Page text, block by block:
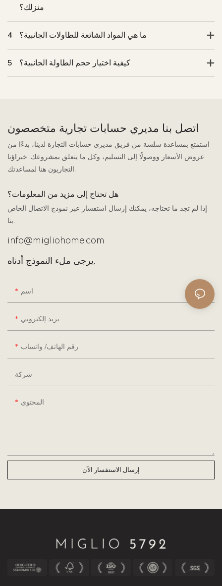
منزلك؟
4 ما هي المواد الشائعة للطاولات الجانبية؟
5 كيفية اختيار حجم الطاولة الجانبية؟
اتصل بنا مديري حسابات تجارية متخصصون
استمتع بمساعدة سلسة من فريق مديري حسابات التجارة لدينا، بدءًا من
عروض الأسعار ووصولًا إلى التسليم، وكل ما يتعلق بمشروعك. خبراؤنا
التجاريون هنا لمساعدتك.
هل تحتاج إلى مزيد من المعلومات؟
إذا لم تجد ما تحتاجه، يمكنك إرسال استفسار عبر نموذج الاتصال الخاص
بنا.
info@migliohome.com
يرجى ملء النموذج أدناه.
اسم
بريد إلكتروني
رقم الهاتف/ واتساب
شركة
المحتوى
إرسال الاستفسار الآن